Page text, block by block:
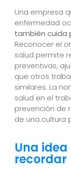
Una empresa
enfermedad
también cuida
Reconocer el
salud permite
preventivas,
que otros
similares. La
salud en el
prevención de
de una cultura
Una
recordar